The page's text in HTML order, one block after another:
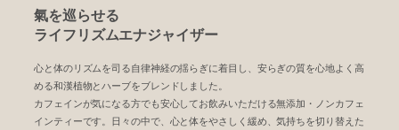
氣を巡らせる
ライフリズムエナジャイザー
心と体のリズムを司る自律神経の揺らぎに着目し、安らぎの質を心地よく高
める和漢植物とハーブをブレンドしました。
カフェインが気になる方でも安心してお飲みいただける無添加・ノンカフェ
インティーです。日々の中で、心と体をやさしく緩め、気持ちを切り替えた